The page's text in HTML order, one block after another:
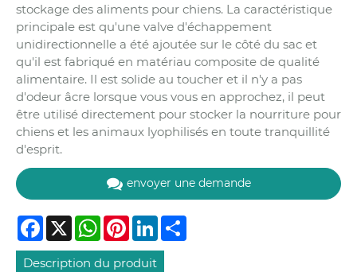
stockage des aliments pour chiens. La caractéristique
principale est qu'une valve d'échappement
unidirectionnelle a été ajoutée sur le côté du sac et
qu'il est fabriqué en matériau composite de qualité
alimentaire. Il est solide au toucher et il n'y a pas
d'odeur âcre lorsque vous vous en approchez, il peut
être utilisé directement pour stocker la nourriture pour
chiens et les animaux lyophilisés en toute tranquillité
d'esprit.
envoyer une demande
Facebook
X WhatsApp
PinterestLinkedIn
Description du produit